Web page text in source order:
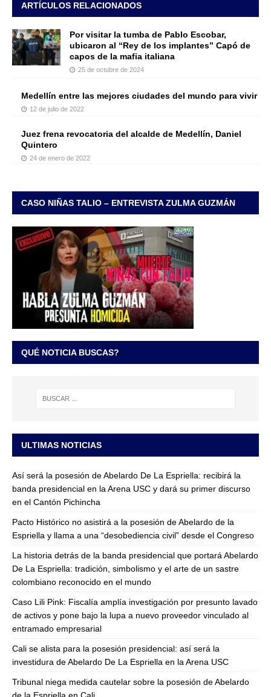
ARTÍCULOS RELACIONADOS
Por visitar la tumba de Pablo Escobar,
ubicaron al “Rey de los implantes” Capó de
capos de la mafia italiana
25 de octubre de 2024
Medellín entre las mejores ciudades del mundo para vivir
12 de julio de 2022
Juez frena revocatoria del alcalde de Medellín, Daniel
Quintero
24 de enero de 2022
CASO NIÑAS TALIO – ENTREVISTA ZULMA GUZMÁN
QUÉ NOTICIA BUSCAS?
ULTIMAS NOTICIAS
Así será la posesión de Abelardo De La Espriella: recibirá la
banda presidencial en la Arena USC y dará su primer discurso
en el Cantón Pichincha
Pacto Histórico no asistirá a la posesión de Abelardo de la
Espriella y llama a una “desobediencia civil” desde el Congreso
La historia detrás de la banda presidencial que portará Abelardo
De La Espriella: tradición, simbolismo y el arte de un sastre
colombiano reconocido en el mundo
Caso Lili Pink: Fiscalía amplía investigación por presunto lavado
de activos y pone bajo la lupa a nuevo proveedor vinculado al
entramado empresarial
Cali se alista para la posesión presidencial: así será la
investidura de Abelardo De La Espriella en la Arena USC
Tribunal niega medida cautelar sobre la posesión de Abelardo
de la Espriella en Cali